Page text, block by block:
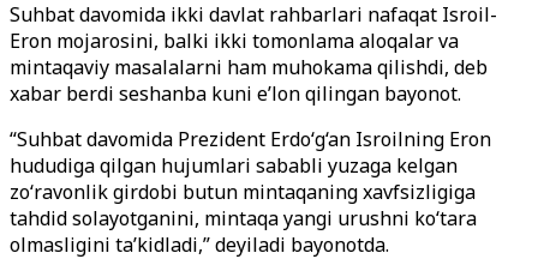
Suhbat davomida ikki davlat rahbarlari nafaqat Isroil-
Eron mojarosini, balki ikki tomonlama aloqalar va
mintaqaviy masalalarni ham muhokama qilishdi, deb
xabar berdi seshanba kuni e’lon qilingan bayonot.
“Suhbat davomida Prezident Erdo‘g‘an Isroilning Eron
hududiga qilgan hujumlari sababli yuzaga kelgan
zo‘ravonlik girdobi butun mintaqaning xavfsizligiga
tahdid solayotganini, mintaqa yangi urushni ko‘tara
olmasligini ta’kidladi,” deyiladi bayonotda.